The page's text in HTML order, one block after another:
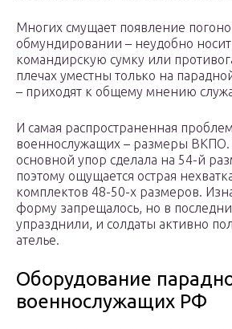
Многих смущает появление
обмундировании – неудобно
командирскую сумку или
плечах уместны только на
– приходят к общему мнению
И самая распространенная
военнослужащих – размеры ВКПО.
основной упор сделала на 54-й
поэтому ощущается острая
комплектов 48-50-х размеров.
форму запрещалось, но в
упразднили, и солдаты активно
ателье.
Оборудование
военнослужащих РФ